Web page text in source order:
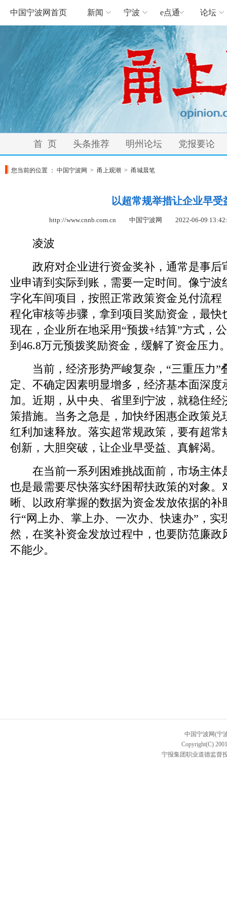
中国宁波网首页 新闻 宁波 e点通 论坛
首 页 头条推荐 明州论坛 党报要论
您当前的位置 ： 中国宁波网 > 甬上观潮 > 甬城晨笔
以超常规举措让企业早受
http://www.cnnb.com.cn 中国宁波网 2022-06-09
凌波
政府对企业进行资金奖补，通常是事后
业申请到实际到账，需要一定时间。像宁波
字化车间项目，按照正常政策资金兑付流程
程化审核等步骤，拿到项目奖励资金，最快
现在，企业所在地采用“预拨+结算”方式，
到46.8万元预拨奖励资金，缓解了资金压力
当前，经济形势严峻复杂，“三重压力”
定、不确定因素明显增多，经济基本面深度
加。近期，从中央、省里到宁波，就稳住经
策措施。当务之急是，加快纾困惠企政策兑
红利加速释放。落实超常规政策，要有超常
创新，大胆突破，让企业早受益、真解渴。
在当前一系列困难挑战面前，市场主体
也是最需要尽快落实纾困帮扶政策的对象。
晰、以政府掌握的数据为资金发放依据的补
行“网上办、掌上办、一次办、快速办”，实
然，在奖补资金发放过程中，也要防范廉政
不能少。
中国宁波网(宁
Copyright(C)
宁报集团职业道德监督